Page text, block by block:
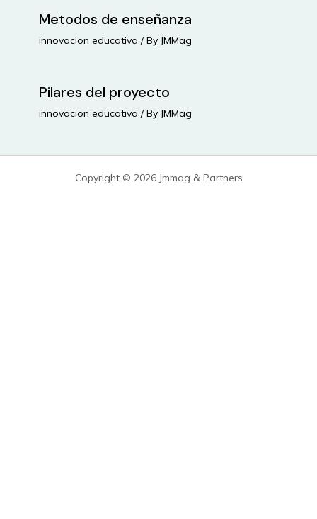
Metodos de enseñanza
innovacion educativa / By JMMag
Pilares del proyecto
innovacion educativa / By JMMag
Copyright © 2026 Jmmag & Partners